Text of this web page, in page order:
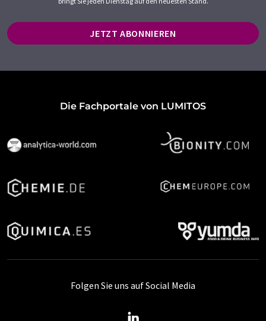
JETZT ABONNIEREN
Die Fachportale von LUMITOS
Folgen Sie uns auf Social Media